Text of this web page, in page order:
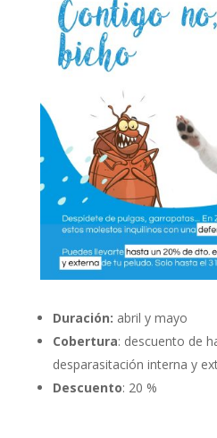
Duración: abril y mayo
Cobertura: descuento de
desparasitación interna y
Descuento: 20 %